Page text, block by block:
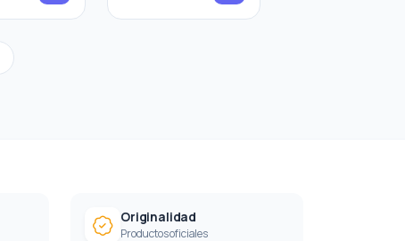
Originalidad
Productos oficiales